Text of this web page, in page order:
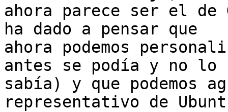
ahora parece ser el de
ha dado a pensar que
ahora podemos
antes se podía y no lo
sabía) y que podemos
representativo de